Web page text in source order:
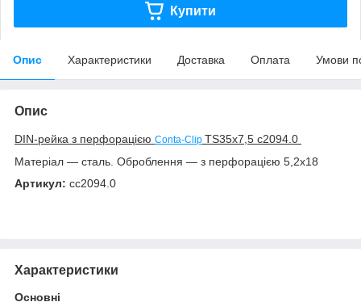
Купити
Опис Характеристики Доставка Оплата Умови
Опис
DIN-рейка з перфорацією Conta-Clip TS35х7,5 с2094.0
Матеріал — сталь. Оброблення — з перфорацією 5,2х18
Артикул: сс2094.0
Характеристики
Основні